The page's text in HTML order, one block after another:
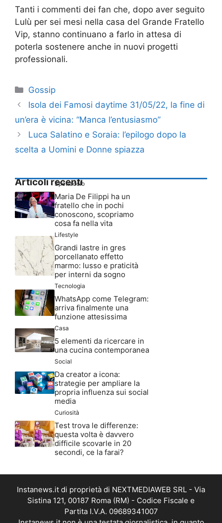
Tanti i commenti dei fan che, dopo aver seguito
Lulù per sei mesi nella casa del Grande Fratello
Vip, stanno continuano a farlo in attesa di
poterla sostenere anche in nuovi progetti
professionali.
Categorie
Gossip
Isola dei Famosi daytime 31/05/22, la fine di
un’era è vicina: “Manca l’entusiasmo”
Luca Salatino e Soraia: l’epilogo dopo la
scelta a Uomini e Donne spiazza
Articoli recenti
Spettacolo
Maria De Filippi ha un
fratello che in pochi
conoscono, scopriamo
cosa fa nella vita
Lifestyle
Grandi lastre in gres
porcellanato effetto
marmo: lusso e praticità
per interni da sogno
Tecnologia
WhatsApp come Telegram:
arriva finalmente una
funzione attesissima
Casa
5 elementi da ricercare in
una cucina contemporanea
Social
Da creator a icona:
strategie per ampliare la
propria influenza sui social
media
Curiosità
Test trova le differenze:
questa volta è davvero
difficile scovarle in 20
secondi, ce la farai?
Instanews.it di proprietà di NEXTMEDIAWEB SRL - Via
Sistina 121, 00187 Roma (RM) - Codice Fiscale e
Partita I.V.A. 09689341007